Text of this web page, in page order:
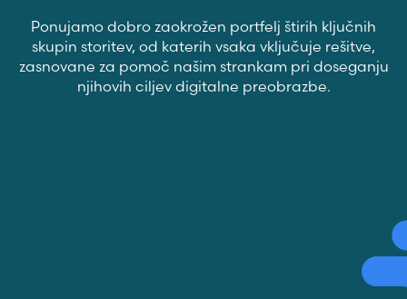
Ponujamo dobro zaokrožen portfelj štirih ključnih
skupin storitev, od katerih vsaka vključuje rešitve,
zasnovane za pomoč našim strankam pri doseganju
njihovih ciljev digitalne preobrazbe.